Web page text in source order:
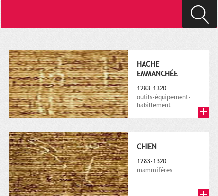
HACHE
EMMANCHÉE
1283-1320
outils-équipement-
habillement
CHIEN
1283-1320
mammifères